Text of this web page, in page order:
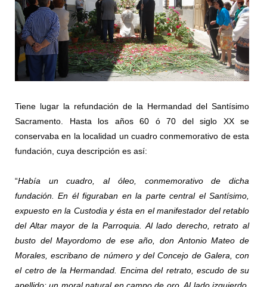
Tiene lugar la refundación de la Hermandad del Santísimo
Sacramento. Hasta los años 60 ó 70 del siglo XX se
conservaba en la localidad un cuadro conmemorativo de esta
fundación, cuya descripción es así:
“Había un cuadro, al óleo, conmemorativo de dicha
fundación. En él figuraban en la parte central el Santísimo,
expuesto en la Custodia y ésta en el manifestador del retablo
del Altar mayor de la Parroquia. Al lado derecho, retrato al
busto del Mayordomo de ese año, don Antonio Mateo de
Morales, escribano de número y del Concejo de Galera, con
el cetro de la Hermandad. Encima del retrato, escudo de su
apellido: un moral natural en campo de oro. Al lado izquierdo,